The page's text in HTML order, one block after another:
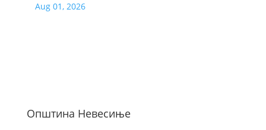
Aug 01, 2026
Општина Невесиње